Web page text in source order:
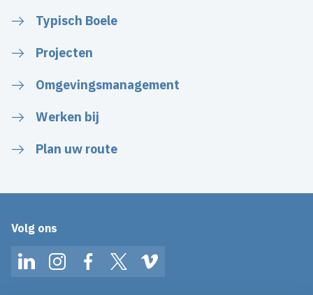
Typisch Boele
Projecten
Omgevingsmanagement
Werken bij
Plan uw route
Volg ons
LinkedInInstagramFacebookTwitterVimeo